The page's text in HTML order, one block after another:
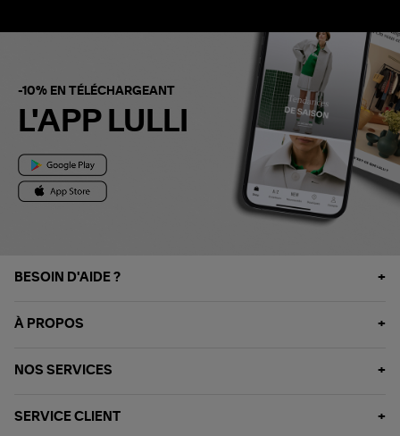
-10% EN TÉLÉCHARGEANT
L'APP LULLI
BESOIN D'AIDE ?
À PROPOS
NOS SERVICES
SERVICE CLIENT